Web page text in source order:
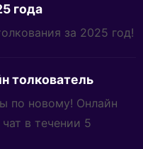
года
за 2025 год!
толкователь
по новому! Онлайн
в течении 5